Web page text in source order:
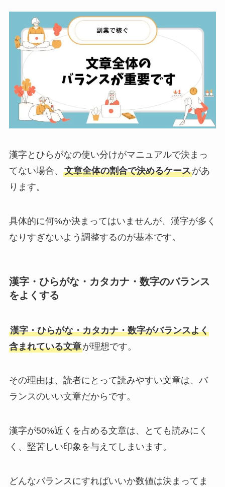
漢字とひらがなの使い分けがマニュアルで決まっ
てない場合、 文章全体の割合で決めるケースがあ
ります。
具体的に何%か決まってはいませんが、漢字が多く
なりすぎないよう調整するのが基本です。
漢字・ひらがな・カタカナ・数字のバランス
をよくする
漢字・ひらがな・カタカナ・数字がバランスよく
含まれている文章が理想です。
その理由は、読者にとって読みやすい文章は、バ
ランスのいい文章だからです。
漢字が50%近くを占める文章は、とても読みにく
く、堅苦しい印象を与えてしまいます。
どんなバランスにすればいいか数値は決まってま